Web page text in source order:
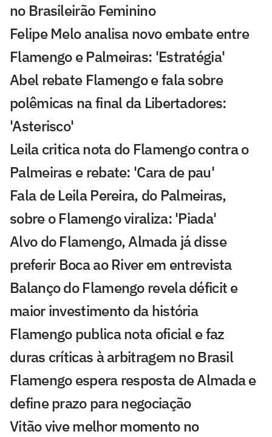
no Brasileirão Feminino
Felipe Melo analisa novo embate entre
Flamengo e Palmeiras: 'Estratégia'
Abel rebate Flamengo e fala sobre
polêmicas na final da Libertadores:
'Asterisco'
Leila critica nota do Flamengo contra o
Palmeiras e rebate: 'Cara de pau'
Fala de Leila Pereira, do Palmeiras,
sobre o Flamengo viraliza: 'Piada'
Alvo do Flamengo, Almada já disse
preferir Boca ao River em entrevista
Balanço do Flamengo revela déficit e
maior investimento da história
Flamengo publica nota oficial e faz
duras críticas à arbitragem no Brasil
Flamengo espera resposta de Almada e
define prazo para negociação
Vitão vive melhor momento no